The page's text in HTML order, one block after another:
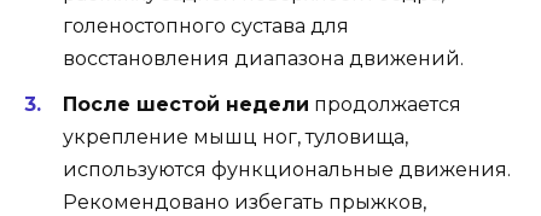
голеностопного сустава для
восстановления диапазона движений.
После шестой недели продолжается
укрепление мышц ног, туловища,
используются функциональные движения.
Рекомендовано избегать прыжков,